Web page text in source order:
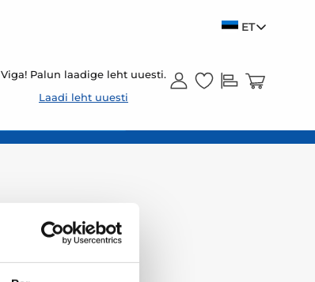
ET
Viga! Palun laadige leht uuesti.
Laadi leht uuesti